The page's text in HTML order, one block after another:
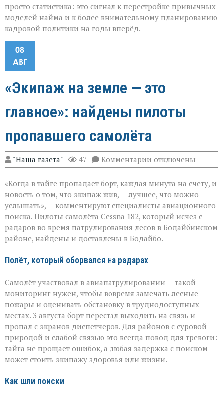
просто статистика: это сигнал к перестройке привычных
моделей найма и к более внимательному планированию
кадровой политики на годы вперёд.
08
АВГ
«Экипаж на земле — это
главное»: найдены пилоты
пропавшего самолёта
"Наша газета" 47 Комментарии к
записи
на
земле — это
главное»:
найдены
пилоты
пропавшего
самолёта
отключены
«Когда в тайге пропадает борт, каждая минута на счету, и
новость о том, что экипаж жив, — лучшее, что можно
услышать», — комментируют специалисты авиационного
поиска. Пилоты самолёта Cessna 182, который исчез с
радаров во время патрулирования лесов в Бодайбинском
районе, найдены и доставлены в Бодайбо.
Полёт, который оборвался на радарах
Самолёт участвовал в авиапатрулировании — такой
мониторинг нужен, чтобы вовремя замечать лесные
пожары и оценивать обстановку в труднодоступных
местах. 3 августа борт перестал выходить на связь и
пропал с экранов диспетчеров. Для районов с суровой
природой и слабой связью это всегда повод для тревоги:
тайга не прощает ошибок, а любая задержка с поиском
может стоить экипажу здоровья или жизни.
Как шли поиски